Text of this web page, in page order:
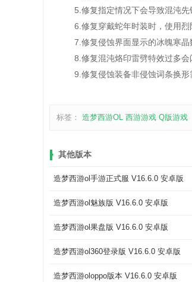
5.修复指定情况下会导致混沌先
6.修复穿戴蛇年时装时，使用烈
7.修复侵蚀界面显示的冰魄寒晶
8.修复混沌烙印雷劈特效过多会
9.修复侵蚀装备非侵蚀词条换形
标签： 造梦西游OL 西游游戏 Q版游戏
其他版本
造梦西游ol手游正式服 V16.6.0 安卓版
造梦西游ol魅族版 V16.6.0 安卓版
造梦西游ol果盘版 V16.6.0 安卓版
造梦西游ol360登录版 V16.6.0 安卓版
造梦西游oloppo版本 V16.6.0 安卓版